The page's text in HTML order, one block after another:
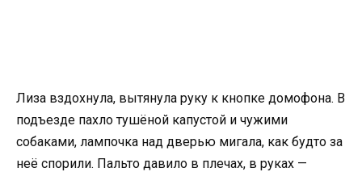
Лиза вздохнула, вытянула руку к кнопке домофона. В
подъезде пахло тушёной капустой и чужими
собаками, лампочка над дверью мигала, как будто за
неё спорили. Пальто давило в плечах, в руках —